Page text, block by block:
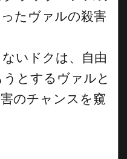
たヴァルの殺害
いドクは、自由
とするヴァルと
のチャンスを窺